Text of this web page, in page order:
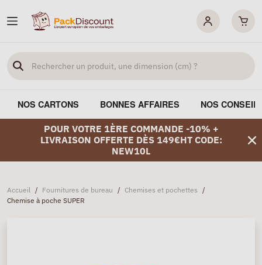
NOS CARTONS BONNES AFFAIRES NOS
POUR VOTRE 1ÈRE COMMANDE -10% +
LIVRAISON OFFERTE DÈS 149€HT CODE:
NEW10L
Accueil / Fournitures de bureau / Chemises et pochettes /
Chemise à poche SUPER